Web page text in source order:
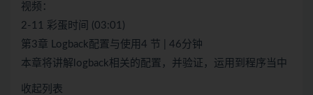
视频：
2-11 彩蛋时间 (03:01)
第3章 Logback配置与使用4 节 | 46分钟
本章将讲解logback相关的配置，并验证，运用到程序当中
收起列表